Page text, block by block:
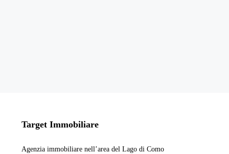
Target Immobiliare
Agenzia immobiliare nell’area del Lago di Como